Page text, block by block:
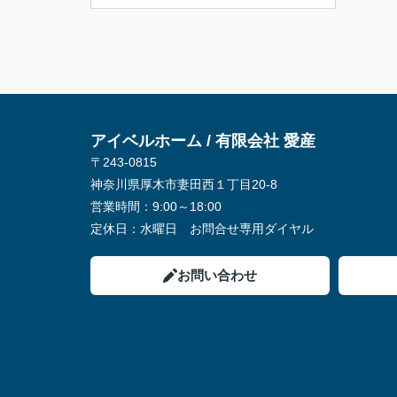
アイベルホーム / 有限会社 愛産
〒243-0815
神奈川県厚木市妻田西１丁目20-8
営業時間： 9:00～18:00
定休日： 水曜日 お問合せ専用ダイヤル
お問い合わせ